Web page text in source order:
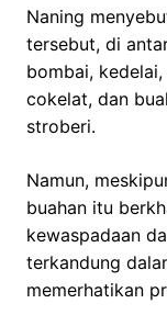
Naning
tersebut, di
bombai,
cokelat, dan
stroberi.
Namun,
buahan itu
kewaspadaan
terkandung
memerhatikan